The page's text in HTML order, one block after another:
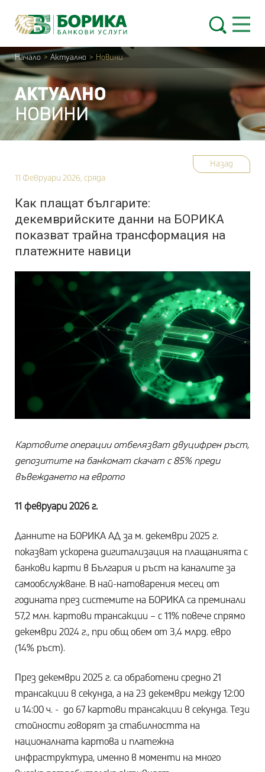
Начало > Актуално > Новини
АКТУАЛНО
НОВИНИ
Назад
11 Февруари 2026, сряда
Как плащат българите:
декемврийските данни на БОРИКА
показват трайна трансформация на
платежните навици
Картовите операции отбелязват двуцифрен ръст,
депозитите на банкомат скачат с 85% преди
въвеждането на еврото
11 февруари 2026 г.
Данните на БОРИКА АД за м. декември 2025 г.
показват ускорена дигитализация на плащанията с
банкови карти в България и ръст на каналите за
самообслужване. В най-натоварения месец от
годината през системите на БОРИКА са преминали
57,2 млн. картови трансакции – с 11% повече спрямо
декември 2024 г., при общ обем от 3,4 млрд. евро
(14% ръст).
През декември 2025 г. са обработени средно 21
трансакции в секунда, а на 23 декември между 12:00
и 14:00 ч. - до 67 картови трансакции в секунда. Тези
стойности говорят за стабилността на
националната картова и платежна
инфраструктура, именно в моменти на много